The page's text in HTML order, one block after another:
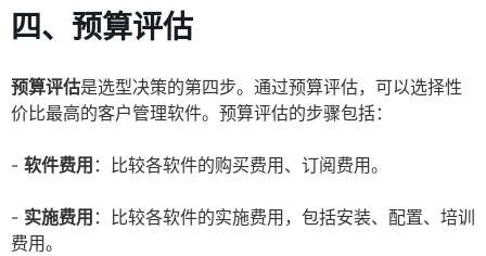
四、预算评估
预算评估是选型决策的第四步。通过预算评估，可以选择性
价比最高的客户管理软件。预算评估的步骤包括：
- 软件费用 ：比较各软件的购买费用、订阅费用。
- 实施费用 ：比较各软件的实施费用，包括安装、配置、培训
费用。